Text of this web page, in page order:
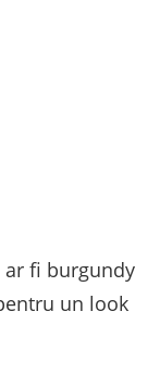
ar fi burgundy
un look